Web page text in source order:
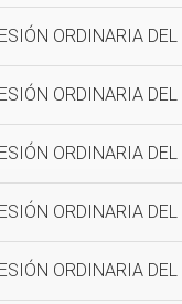
ORDINARIA
ORDINARIA
ORDINARIA
ORDINARIA
ORDINARIA